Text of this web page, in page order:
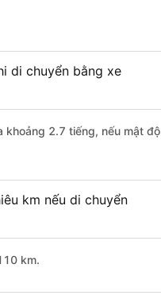
di chuyển bằng xe
khoảng 2.7 tiếng, nếu mật độ
km nếu di chuyển
km.